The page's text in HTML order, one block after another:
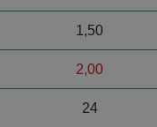
1,50
2,00
24